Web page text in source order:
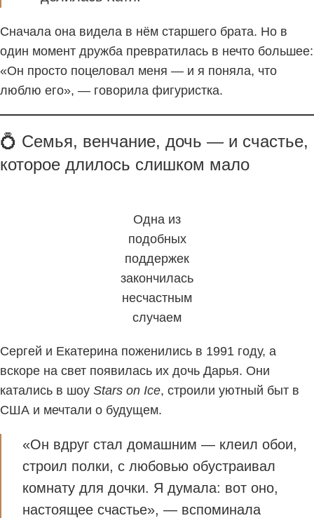
Сначала она видела в нём старшего брата. Но в
один момент дружба превратилась в нечто большее:
«Он просто поцеловал меня — и я поняла, что
люблю его», — говорила фигуристка.
💍 Семья, венчание, дочь — и счастье,
которое длилось слишком мало
Одна из
подобных
поддержек
закончилась
несчастным
случаем
Сергей и Екатерина поженились в 1991 году, а
вскоре на свет появилась их дочь Дарья. Они
катались в шоу Stars on Ice, строили уютный быт в
США и мечтали о будущем.
«Он вдруг стал домашним — клеил обои,
строил полки, с любовью обустраивал
комнату для дочки. Я думала: вот оно,
настоящее счастье», — вспоминала